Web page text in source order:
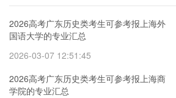
2026高考广东历史类考生可参考报上海外
国语大学的专业汇总
2026-03-07 12:51:45
2026高考广东历史类考生可参考报上海商
学院的专业汇总